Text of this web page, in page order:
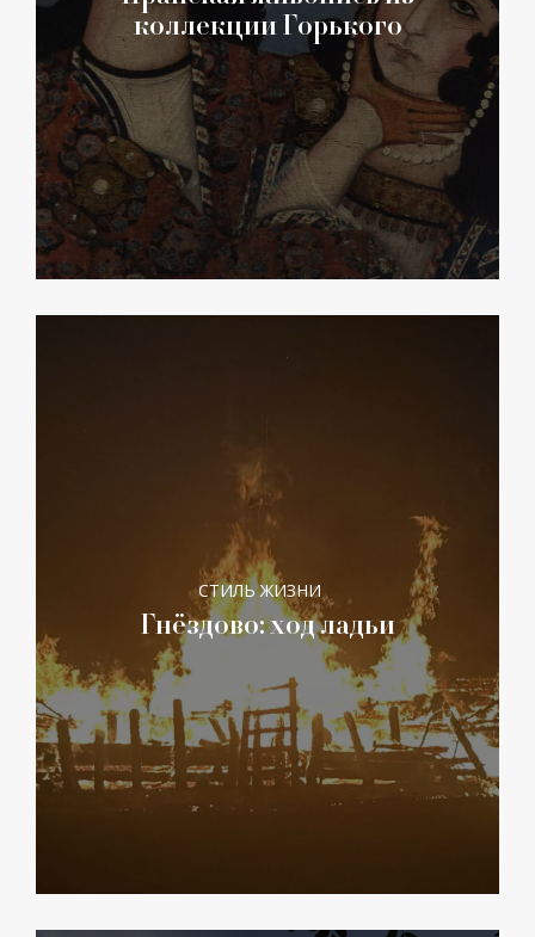
коллекции Горького
СТИЛЬ ЖИЗНИ
Гнёздово: ход ладьи